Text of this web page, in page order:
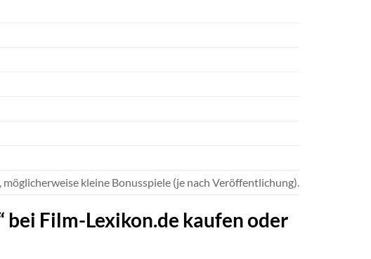
kleine Bonusspiele (je nach Veröffentlichung).
bei Film-Lexikon.de kaufen oder